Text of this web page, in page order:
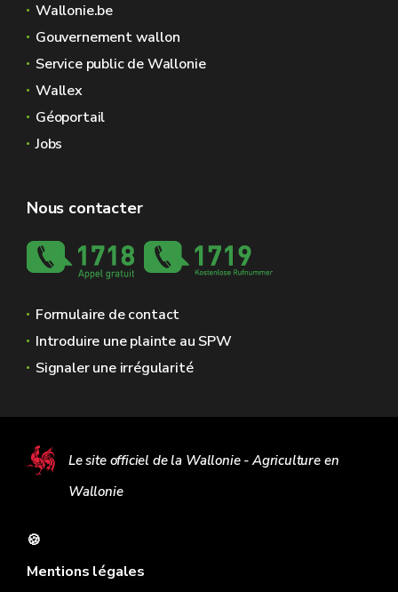
Wallonie.be
Gouvernement wallon
Service public de Wallonie
Wallex
Géoportail
Jobs
Nous contacter
Formulaire de contact
Introduire une plainte au SPW
Signaler une irrégularité
Le site officiel de la Wallonie - Agriculture en
Wallonie
🍪
Mentions légales